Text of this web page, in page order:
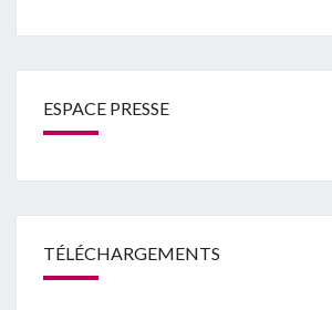
ESPACE PRESSE
TÉLÉCHARGEMENTS